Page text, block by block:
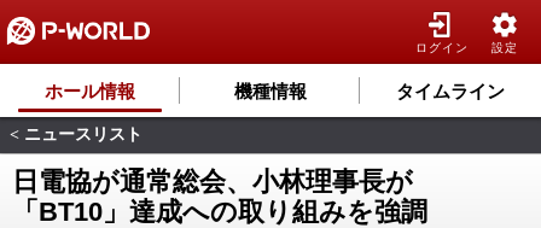
ログイン 設定
ホール情報 機種情報 タイムライン
< ニュースリスト
日電協が通常総会、小林理事長が
「BT10」達成への取り組みを強調